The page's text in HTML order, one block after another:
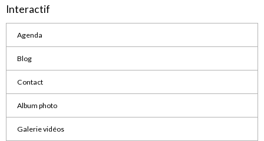
Interactif
Agenda
Blog
Contact
Album photo
Galerie vidéos